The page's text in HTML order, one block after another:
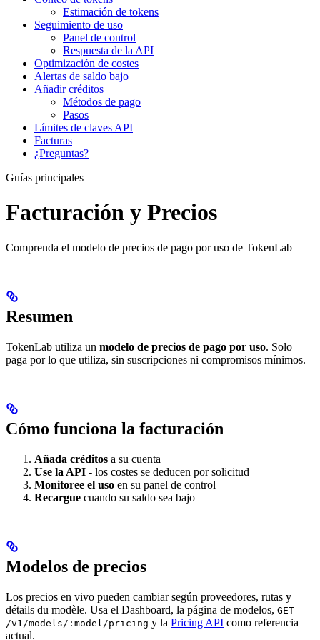
Estimación de tokens
Seguimiento de uso
Panel de control
Respuesta de la API
Optimización de costes
Alertas de saldo bajo
Añadir créditos
Métodos de pago
Pasos
Límites de claves API
Facturas
¿Preguntas?
Guías principales
Facturación y Precios
Comprenda el modelo de precios de pago por uso de TokenLab
Resumen
TokenLab utiliza un modelo de precios de pago por uso. Solo
paga por lo que utiliza, sin suscripciones ni compromisos mínimos.
Cómo funciona la facturación
Añada créditos a su cuenta
Use la API - los costes se deducen por solicitud
Monitoree el uso en su panel de control
Recargue cuando su saldo sea bajo
Modelos de precios
Los precios en vivo pueden cambiar según proveedores, rutas y
détails du modèle. Usa el Dashboard, la página de modelos, GET
/v1/models/:model/pricing y la Pricing API como referencia
actual.